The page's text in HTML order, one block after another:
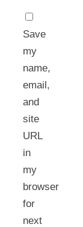
Save
my
name,
email,
and
site
URL
in
my
browser
for
next